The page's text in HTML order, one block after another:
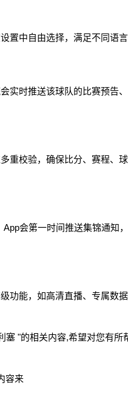
置中自由选择，满足不同语言
实时推送该球队的比赛预告
重校验，确保比分、赛程、
会第一时间推送集锦通知
功能，如高清直播、专属数
"的相关内容,希望对您有所
容来